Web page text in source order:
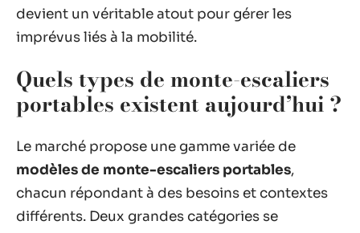
devient un véritable atout pour gérer les
imprévus liés à la mobilité.
Quels types de monte-escaliers
portables existent aujourd’hui ?
Le marché propose une gamme variée de
modèles de monte-escaliers portables,
chacun répondant à des besoins et contextes
différents. Deux grandes catégories se